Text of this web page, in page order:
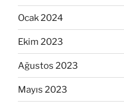
Ocak 2024
Ekim 2023
Ağustos 2023
Mayıs 2023